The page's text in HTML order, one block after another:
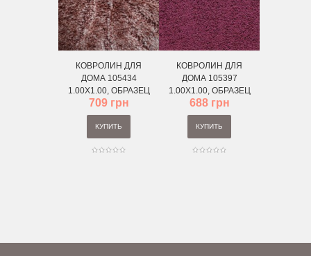
КОВРОЛИН ДЛЯ
ДОМА 105434
1.00Х1.00, ОБРАЗЕЦ
709 грн
КУПИТЬ
КОВРОЛИН ДЛЯ
ДОМА 105397
1.00Х1.00, ОБРАЗЕЦ
688 грн
КУПИТЬ